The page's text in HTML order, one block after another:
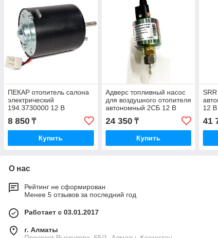
ПЕКАР отопитель салона
электрический
194.3730000 12 В
8 850 ₸
Купить
Адверс топливный насос
для воздушного отопителя
автономный 2СБ 12 В
24 350₸
Купить
12 В
41
О нас
Рейтинг не сформирован
Менее 5 отзывов за последний год
Работает с 03.01.2017
г. Алматы